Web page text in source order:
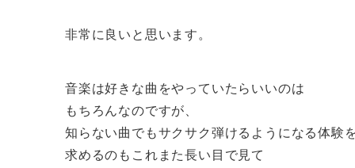
非常に良いと思います。
音楽は好きな曲をやっていたらいいのは
もちろんなのですが、
知らない曲でもサクサク弾けるようになる体験
求めるのもこれまた長い目で見て